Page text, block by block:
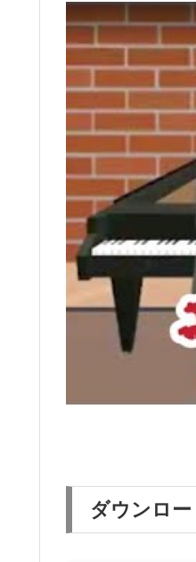
ダウンロー